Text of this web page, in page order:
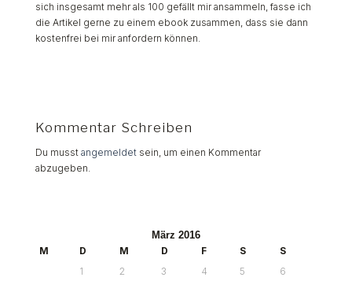
sich insgesamt mehr als 100 gefällt mir ansammeln, fasse ich
die Artikel gerne zu einem ebook zusammen, dass sie dann
kostenfrei bei mir anfordern können.
Kommentar Schreiben
Du musst angemeldetsein, um einen Kommentar
abzugeben.
März 2016
M
D M D F S
S
1
2 3 4 5
6